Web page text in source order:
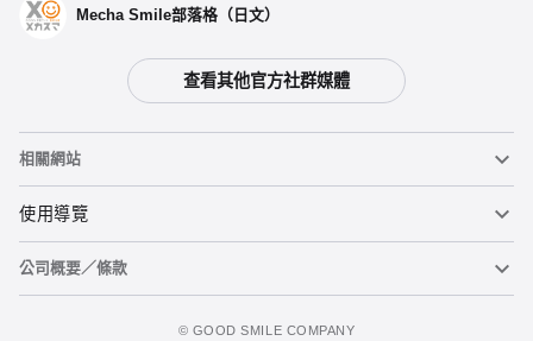
Mecha Smile部落格（日文）
查看其他官方社群媒體
相關網站
黏土人
黏土人臉部製造機（英文）
使用導覽
重要公告
公司概要／條款
©️ GOOD SMILE COMPANY